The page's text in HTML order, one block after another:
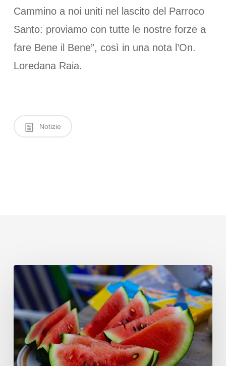
Cammino a noi uniti nel lascito del Parroco
Santo: proviamo con tutte le nostre forze a
fare Bene il Bene”, così in una nota l’On.
Loredana Raia.
Notizie